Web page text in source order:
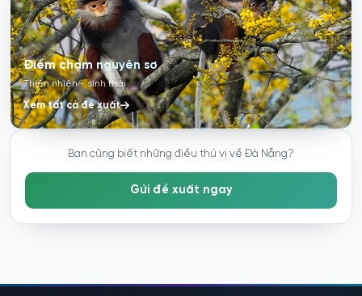
Điểm chạm nguyên sơ
Thiên nhiên - sinh thái
Xem tất cả đề xuất
Bạn cũng biết những điều thú vị về Đà Nẵng?
Gửi đề xuất ngay